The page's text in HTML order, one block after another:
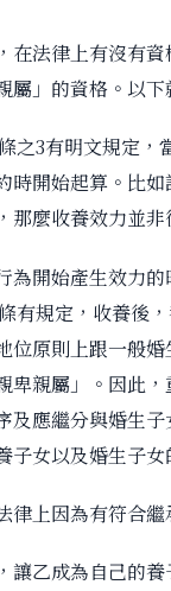
在法律上有沒有
屬」的資格。以
之3有明文規定
時開始起算。比
那麼收養效力並
為開始產生效力
有規定，收養後
位原則上跟一般
卑親屬」。因此
及應繼分與婚生
子女以及婚生子
律上因為有符合
讓乙成為自己的